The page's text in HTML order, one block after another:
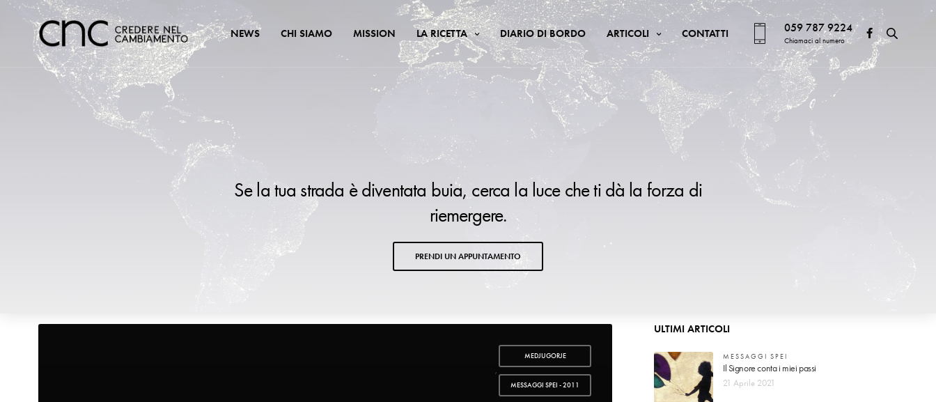
NEWS CHI SIAMO MISSION LA RICETTA DIARIO DI BORDO ARTICOLI CONTATTI 059 787 9224
Chiamaci al numero
Se la tua strada è diventata buia, cerca la luce che ti dà la forza di
riemergere.
PRENDI UN APPUNTAMENTO
MEDJUGORJE
,
MESSAGGI SPEI - 2011
ULTIMI ARTICOLI
MESSAGGI SPEI
Il Signore conta i miei passi
21 Aprile 2021